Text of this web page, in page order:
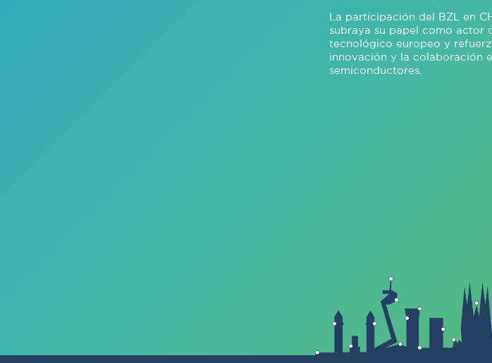
La participación del BZL en
subraya su papel como actor
tecnológico europeo y
innovación y la colaboración
semiconductores.